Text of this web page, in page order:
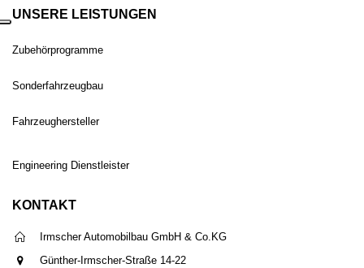
UNSERE LEISTUNGEN
Zubehörprogramme
Sonderfahrzeugbau
Fahrzeughersteller
Engineering Dienstleister
KONTAKT
Irmscher Automobilbau GmbH & Co.KG
Günther-Irmscher-Straße 14-22